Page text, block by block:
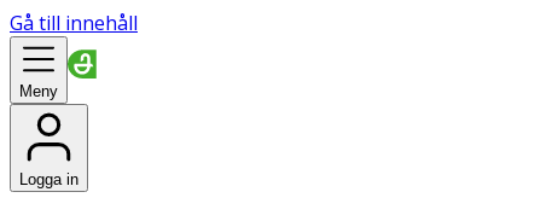
Gå till innehåll
Meny
Logga in